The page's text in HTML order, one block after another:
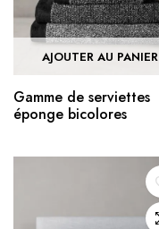
AJOUTER AU PANIER
Gamme de serviettes
éponge bicolores